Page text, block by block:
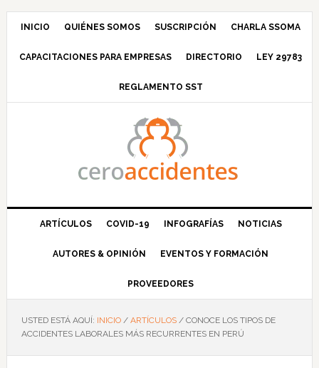
Saltar
navegación
Saltar
principal
Saltar
barra
principal
Saltar
INICIO QUIÉNES SOMOS SUSCRIPCIÓN CHARLA SSOMA
CAPACITACIONES PARA EMPRESAS DIRECTORIO LEY 29783
REGLAMENTO SST
ARTÍCULOS COVID-19 INFOGRAFÍAS NOTICIAS
AUTORES & OPINIÓN EVENTOS Y FORMACIÓN
PROVEEDORES
USTED ESTÁ AQUÍ: INICIO / ARTÍCULOS /CONOCE LOS TIPOS DE
ACCIDENTES LABORALES MÁS RECURRENTES EN PERÚ